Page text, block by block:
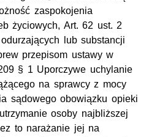
zaspokojenia
życiowych, Art. 62 ust. 2
lub substancji
przepisom ustawy w
§ 1 Uporczywe uchylanie
na sprawcy z mocy
sądowego obowiązku opieki
osoby najbliższej
to narażanie jej na